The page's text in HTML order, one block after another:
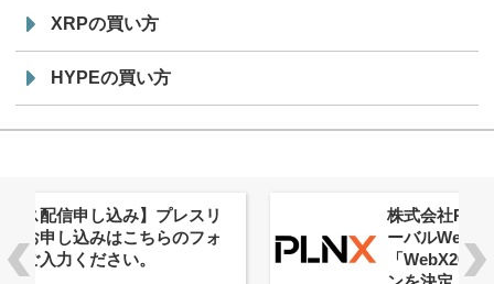
XRPの買い方
HYPEの買い方
株式会社PlnX、アジア最大級のグロ
ーバルWeb3カンファレンス
「WebX2026」とのコラボレーショ